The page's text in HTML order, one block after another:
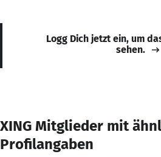
Logg Dich jetzt ein, um
sehen.
XING Mitglieder mit
Profilangaben